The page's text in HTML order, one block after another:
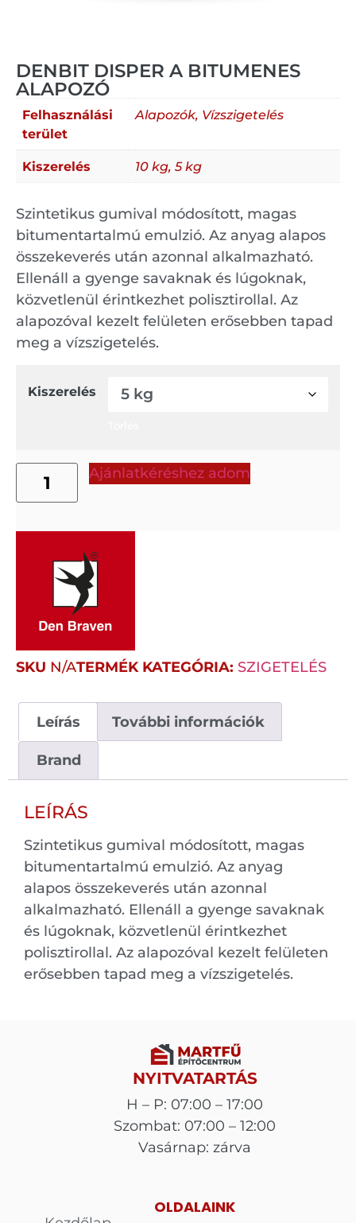
DENBIT DISPER A BITUMENES
ALAPOZÓ
Felhasználási
terület
Alapozók, Vízszigetelés
Kiszerelés 10 kg, 5 kg
Szintetikus gumival módosított, magas
bitumentartalmú emulzió. Az anyag alapos
összekeverés után azonnal alkalmazható.
Ellenáll a gyenge savaknak és lúgoknak,
közvetlenül érintkezhet polisztirollal. Az
alapozóval kezelt felületen erősebben tapad
meg a vízszigetelés.
Kiszerelés
Ajánlatkéréshez adom
SKU N/ATERMÉK KATEGÓRIA: SZIGETELÉS
Leírás További információk
Brand
LEÍRÁS
Szintetikus gumival módosított, magas
bitumentartalmú emulzió. Az anyag
alapos összekeverés után azonnal
alkalmazható. Ellenáll a gyenge savaknak
és lúgoknak, közvetlenül érintkezhet
polisztirollal. Az alapozóval kezelt felületen
erősebben tapad meg a vízszigetelés.
NYITVATARTÁS
H – P: 07:00 – 17:00
Szombat: 07:00 – 12:00
Vasárnap: zárva
OLDALAINK